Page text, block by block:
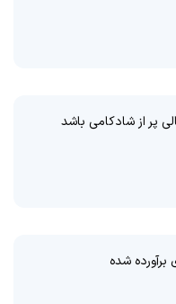
پر از شادکامی باشد
برآورده شده